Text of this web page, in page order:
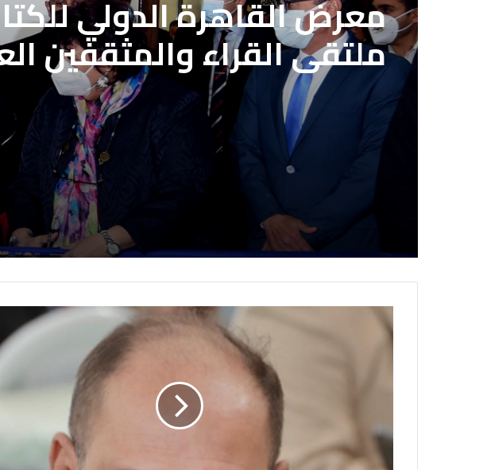
2022-07-05
معرض القاهرة الدولي
ملتقى القراء والمثقفين
بعد انتهاء المدة المحددة
الاشتراك بمشروع العلاج
الصحفيين المصريين